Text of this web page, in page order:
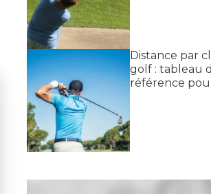
Distance par
golf : tableau
référence